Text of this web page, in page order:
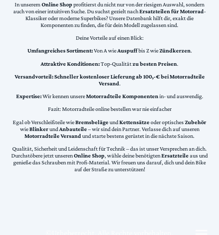
In unserem Online Shopprofitierst du nicht nur von der riesigen Auswahl, sondern
auch von einer intuitiven Suche. Du suchst gezielt nachErsatzteilen für Motorrad-
Klassiker oder moderne Superbikes? Unsere Datenbank hilft dir, exakt die
Komponenten zu finden, die für dein Modell zugelassen sind.
Deine Vorteile auf einen Blick:
Umfangreiches Sortiment:Von A wieAuspuffbis Z wieZündkerzen.
Attraktive Konditionen:Top-Qualitätzu besten Preisen.
Versandvorteil:Schneller kostenloser Lieferung ab 100,-€ bei Motorradteile
Versand.
Expertise:Wir kennen unsereMotorradteile Komponentenin- und auswendig.
Fazit: Motorradteile online bestellen war nie einfacher
Egal ob Verschleißteile wieBremsbelägeundKettensätzeoder optischesZubehör
wieBlinkerundAnbauteile– wir sind dein Partner. Verlasse dich auf unseren
Motorradteile Versand und starte bestens gerüstet in die nächste Saison.
Qualität, Sicherheit und Leidenschaft für Technik – das ist unser Versprechen an dich.
Durchstöbere jetzt unserenOnline Shop, wähle deine benötigtenErsatzteileaus und
genieße das Schrauben mit Profi-Material. Wir freuen uns darauf, dich und dein Bike
auf der Straße zu unterstützen!